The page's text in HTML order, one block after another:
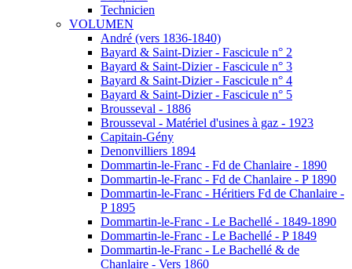
Technicien
VOLUMEN
André (vers 1836-1840)
Bayard & Saint-Dizier - Fascicule n° 2
Bayard & Saint-Dizier - Fascicule n° 3
Bayard & Saint-Dizier - Fascicule n° 4
Bayard & Saint-Dizier - Fascicule n° 5
Brousseval - 1886
Brousseval - Matériel d'usines à gaz - 1923
Capitain-Gény
Denonvilliers 1894
Dommartin-le-Franc - Fd de Chanlaire - 1890
Dommartin-le-Franc - Fd de Chanlaire - P 1890
Dommartin-le-Franc - Héritiers Fd de Chanlaire -
P 1895
Dommartin-le-Franc - Le Bachellé - 1849-1890
Dommartin-le-Franc - Le Bachellé - P 1849
Dommartin-le-Franc - Le Bachellé & de
Chanlaire - Vers 1860